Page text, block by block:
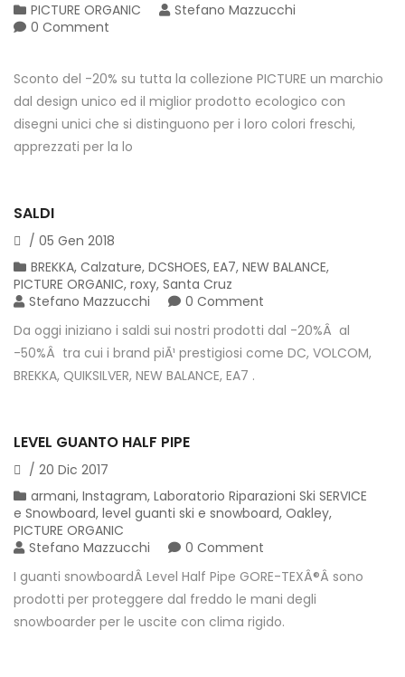
PICTURE ORGANIC
Stefano Mazzucchi
0 Comment
Sconto del -20% su tutta la collezione PICTURE un marchio
dal design unico ed il miglior prodotto ecologico con
disegni unici che si distinguono per i loro colori freschi,
apprezzati per la lo
SALDI
/ 05 Gen 2018
BREKKA, Calzature, DCSHOES, EA7, NEW BALANCE,
PICTURE ORGANIC, roxy, Santa Cruz
Stefano Mazzucchi
0 Comment
Da oggi iniziano i saldi sui nostri prodotti dal -20%Â al
-50%Â tra cui i brand piÃ¹ prestigiosi come DC, VOLCOM,
BREKKA, QUIKSILVER, NEW BALANCE, EA7 .
LEVEL GUANTO HALF PIPE
/ 20 Dic 2017
armani, Instagram, Laboratorio Riparazioni Ski SERVICE
e Snowboard, level guanti ski e snowboard, Oakley,
PICTURE ORGANIC
Stefano Mazzucchi
0 Comment
I guanti snowboardÂ Level Half Pipe GORE-TEXÂ®Â sono
prodotti per proteggere dal freddo le mani degli
snowboarder per le uscite con clima rigido.